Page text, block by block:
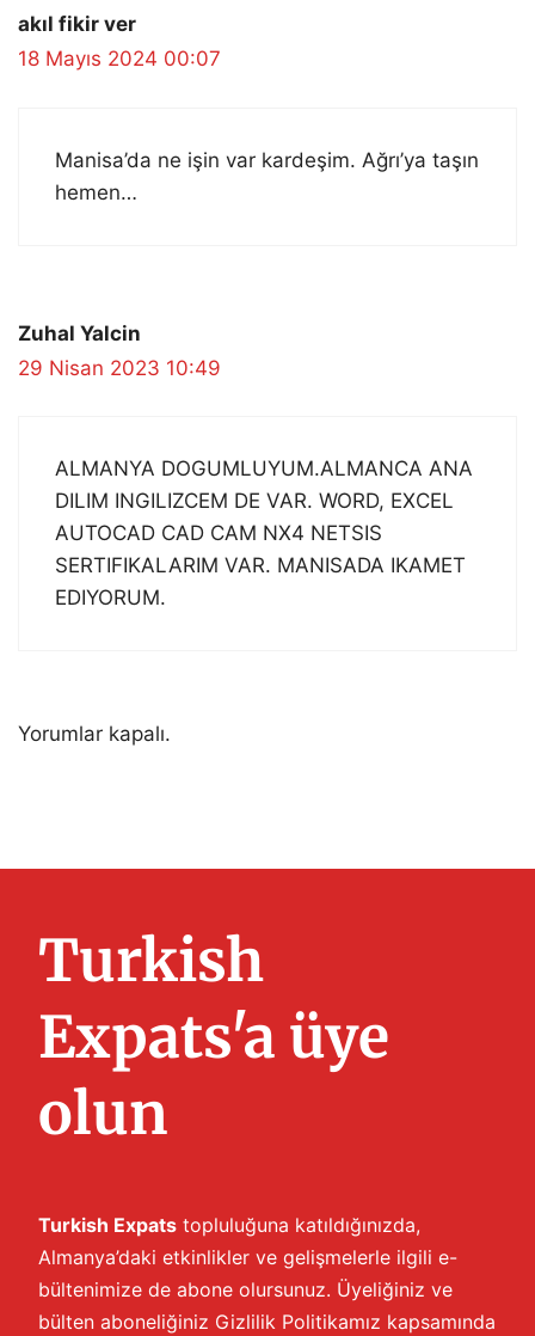
akıl fikir ver
18 Mayıs 2024 00:07
Manisa’da ne işin var kardeşim. Ağrı’ya taşın
hemen…
Zuhal Yalcin
29 Nisan 2023 10:49
ALMANYA DOGUMLUYUM.ALMANCA ANA
DILIM INGILIZCEM DE VAR. WORD, EXCEL
AUTOCAD CAD CAM NX4 NETSIS
SERTIFIKALARIM VAR. MANISADA IKAMET
EDIYORUM.
Yorumlar kapalı.
Turkish
Expats'a üye
olun
Turkish Expats topluluğuna katıldığınızda,
Almanya’daki etkinlikler ve gelişmelerle ilgili e-
bültenimize de abone olursunuz. Üyeliğiniz ve
bülten aboneliğiniz Gizlilik Politikamız kapsamında